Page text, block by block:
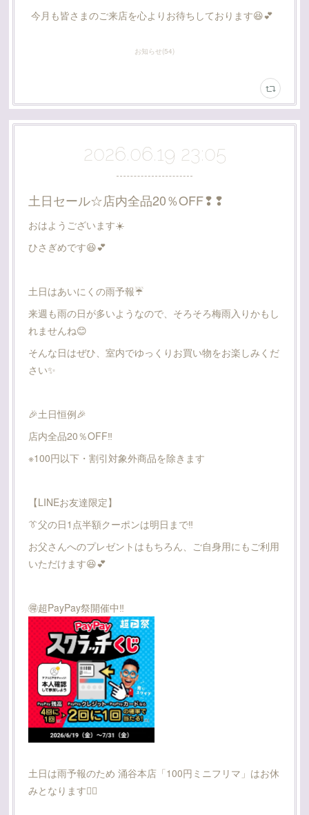
今月も皆さまのご来店を心よりお待ちしております😆💕
お知らせ(54)
2026.06.19 23:05
土日セール☆店内全品20％OFF❢❢
おはようございます☀️
ひさぎめです😆💕
土日はあいにくの雨予報☔
来週も雨の日が多いようなので、そろそろ梅雨入りかもし
れませんね😊
そんな日はぜひ、室内でゆっくりお買い物をお楽しみくだ
さい✨
🎉土日恒例🎉
店内全品20％OFF‼️
※100円以下・割引対象外商品を除きます
【LINEお友達限定】
👔父の日1点半額クーポンは明日まで‼️
お父さんへのプレゼントはもちろん、ご自身用にもご利用
いただけます😆💕
🉐️超PayPay祭開催中‼️
土日は雨予報のため 涌谷本店「100円ミニフリマ」はお休
みとなります🙇‍♀️